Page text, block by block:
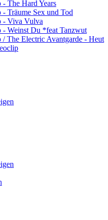
The Hard Years
Träume Sex und Tod
- Viva Vulva
- Weinst Du *feat Tanzwut
/ The Electric Avantgarde - Heut